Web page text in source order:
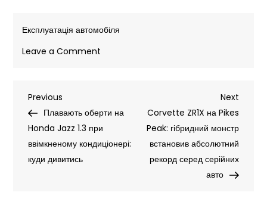
Експлуатація автомобіля
Leave a Comment
новий
бюджетний
електрокросовер
Навігація
записів
Previous
Post
Previous
Плавають оберти на
Honda Jazz 1.3 при
ввімкненому кондиціонері:
куди дивитись
Next
Post
Next
Corvette ZR1X на Pikes
Peak: гібридний монстр
встановив абсолютний
рекорд серед серійних
авто